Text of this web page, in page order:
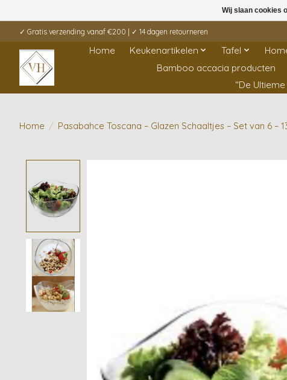
✓ Gratis verzending vanaf €200 | ✓ 14 dagen retourneren
Home Keukenartikelen Tafel
Bamboo accacia producten
“De
Home / Pasabahce Toscana – Glazen Schaaltjes – Set van 6 –
Wij slaan cookies